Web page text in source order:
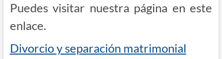
Pue­des visi­tar nues­tra pági­na en este
enlace.
Divor­cio y sepa­ra­ción matrimonial